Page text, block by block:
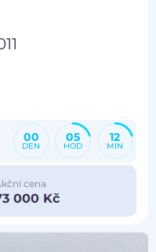
00
DEN
05
HOD
12
MIN
cena
000 Kč